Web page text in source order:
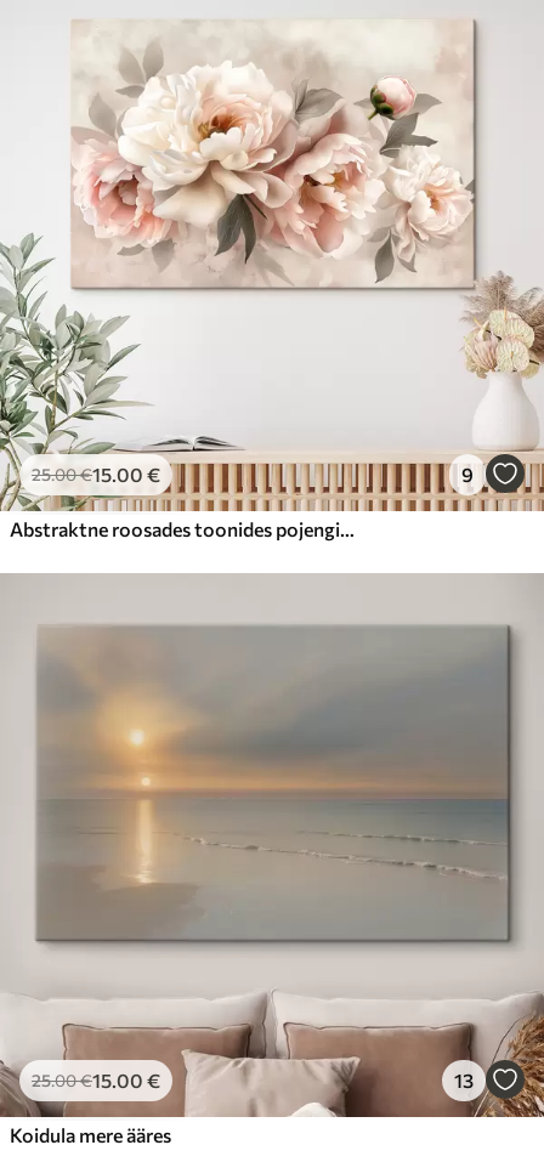
25.00€15.00 € 9
Abstraktne roosades toonides pojengide kimp
25.00€15.00 € 13
Koidula mere ääres